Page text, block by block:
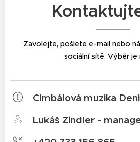
Zavolejte, pošlete e-mail nebo
sociální sítě. Výběr je
Cimbálová muzika
Lukáš Zindler -